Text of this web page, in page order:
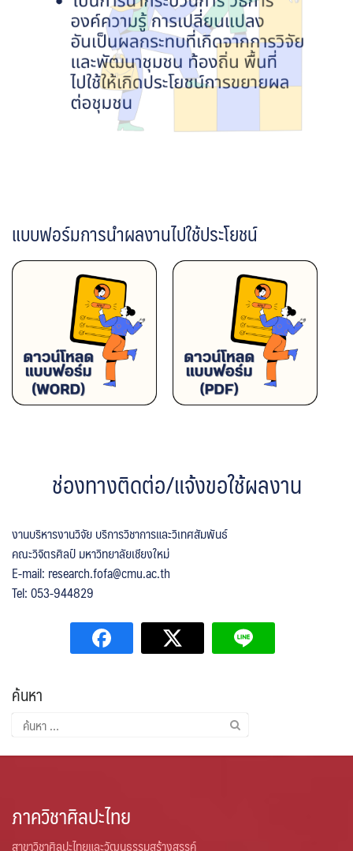
แบบฟอร์มการนำผลงานไปใช้ประโยชน์
ช่องทางติดต่อ/แจ้งขอใช้ผลงาน
งานบริหารงานวิจัย บริการวิชาการและวิเทศสัมพันธ์
คณะวิจิตรศิลป์ มหาวิทยาลัยเชียงใหม่
E-mail: research.fofa@cmu.ac.th
Tel: 053-944829
ค้นหา
ค้นหา
สำหรับ:
ภาควิชาศิลปะไทย
สาขาวิชาศิลปะไทยและวัฒนธรรมสร้างสรรค์